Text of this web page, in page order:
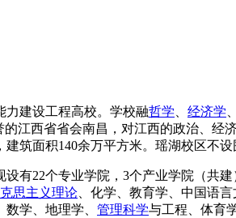
力建设工程高校。学校融哲学 经济学
江西省省会南昌，对江西的政治、
筑面积140余万平方米。瑶湖校区不
有22个专业学院，3个产业学院（共
思主义理论 、化学、教育学、中国语
数学、地理学、 管理科学与工程、体育学